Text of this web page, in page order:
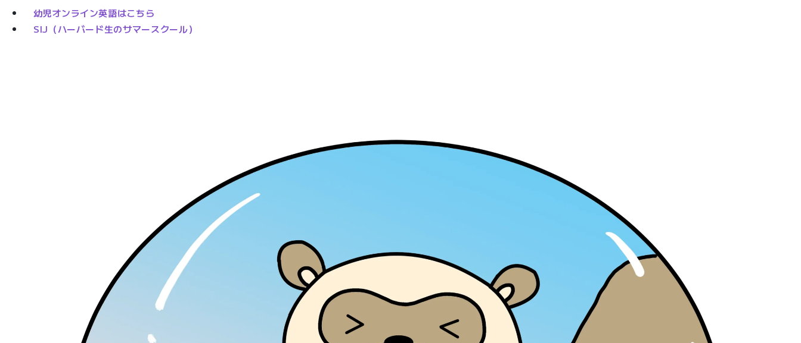
幼児オンライン英語はこちら
SIJ（ハーバード生のサマースクール）